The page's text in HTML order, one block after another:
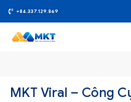
+84.337.129.869
MKT Viral – Công